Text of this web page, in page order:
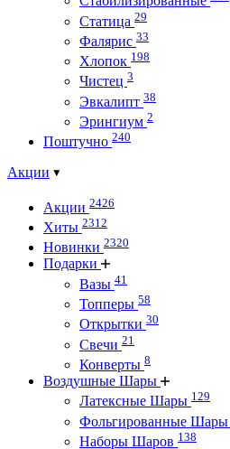
Статица 29
Фалярис 33
Хлопок 198
Чистец 3
Эвкалипт 38
Эрингиум 2
Поштучно 240
Акции
Акции 2426
Хиты 2312
Новинки 2320
Подарки
Вазы 41
Топперы 58
Открытки 30
Свечи 21
Конверты 8
Воздушные Шары
Латексные Шары 129
Фольгированные Шары
Наборы Шаров 138